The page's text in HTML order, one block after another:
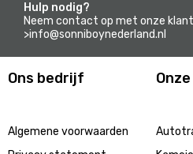
Hulp nodig?
Neem contact op met onze
>info@sonniboynederland.nl
Ons bedrijf
Algemene voorwaarden